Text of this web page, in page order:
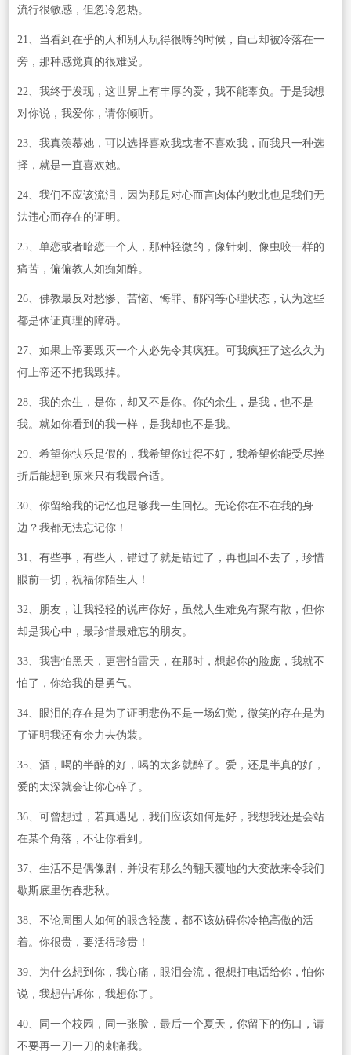
流行很敏感，但忽冷忽热。
21、当看到在乎的人和别人玩得很嗨的时候，自己却被冷落在一
旁，那种感觉真的很难受。
22、我终于发现，这世界上有丰厚的爱，我不能辜负。于是我想
对你说，我爱你，请你倾听。
23、我真羡慕她，可以选择喜欢我或者不喜欢我，而我只一种选
择，就是一直喜欢她。
24、我们不应该流泪，因为那是对心而言肉体的败北也是我们无
法违心而存在的证明。
25、单恋或者暗恋一个人，那种轻微的，像针刺、像虫咬一样的
痛苦，偏偏教人如痴如醉。
26、佛教最反对愁惨、苦恼、悔罪、郁闷等心理状态，认为这些
都是体证真理的障碍。
27、如果上帝要毁灭一个人必先令其疯狂。可我疯狂了这么久为
何上帝还不把我毁掉。
28、我的余生，是你，却又不是你。你的余生，是我，也不是
我。就如你看到的我一样，是我却也不是我。
29、希望你快乐是假的，我希望你过得不好，我希望你能受尽挫
折后能想到原来只有我最合适。
30、你留给我的记忆也足够我一生回忆。无论你在不在我的身
边？我都无法忘记你！
31、有些事，有些人，错过了就是错过了，再也回不去了，珍惜
眼前一切，祝福你陌生人！
32、朋友，让我轻轻的说声你好，虽然人生难免有聚有散，但你
却是我心中，最珍惜最难忘的朋友。
33、我害怕黑天，更害怕雷天，在那时，想起你的脸庞，我就不
怕了，你给我的是勇气。
34、眼泪的存在是为了证明悲伤不是一场幻觉，微笑的存在是为
了证明我还有余力去伪装。
35、酒，喝的半醉的好，喝的太多就醉了。爱，还是半真的好，
爱的太深就会让你心碎了。
36、可曾想过，若真遇见，我们应该如何是好，我想我还是会站
在某个角落，不让你看到。
37、生活不是偶像剧，并没有那么的翻天覆地的大变故来令我们
歇斯底里伤春悲秋。
38、不论周围人如何的眼含轻蔑，都不该妨碍你冷艳高傲的活
着。你很贵，要活得珍贵！
39、为什么想到你，我心痛，眼泪会流，很想打电话给你，怕你
说，我想告诉你，我想你了。
40、同一个校园，同一张脸，最后一个夏天，你留下的伤口，请
不要再一刀一刀的刺痛我。